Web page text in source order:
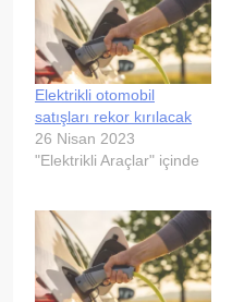
Elektrikli otomobil
satışları rekor kırılacak
26 Nisan 2023
"Elektrikli Araçlar" içinde